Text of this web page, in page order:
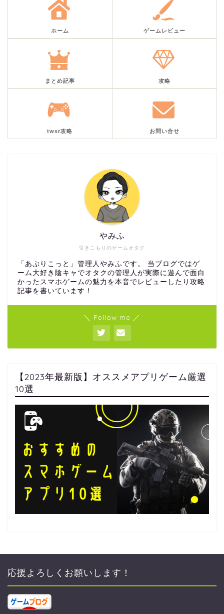
ホーム ゲームレビュー
まとめ記事 攻略
twsr攻略 お問い合せ
引きこもりのゲームオタク
やみふ
「あぷりこっと」管理人やみふです。 当ブログではゲ
ーム大好き陰キャでオタクの管理人が実際に遊んで面白
かったスマホゲームの魅力を本音でレビューしたり攻略
記事を書いています！
＼ Follow me ／
【2023年最新版】オススメアプリゲーム厳選
10選
応援よろしくお願いします！